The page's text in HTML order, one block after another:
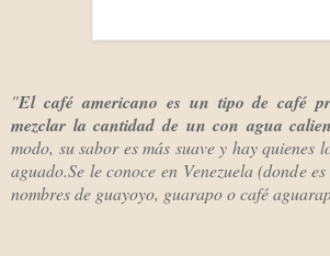
"El café americano es un tipo de café
mezclar la cantidad de uncon agua
modo, su sabor es más suave y hay quienes
aguado.Se le conoce en Venezuela (donde
nombres de guayoyo, guarapo o café